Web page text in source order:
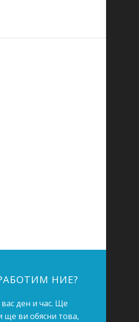
НИЕ?
ден и час. Ще
ще ви обясни това,